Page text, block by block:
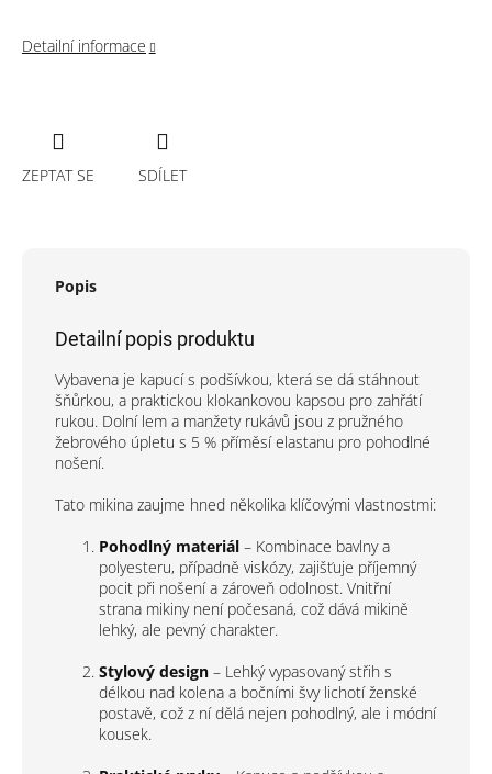
Detailní informace
ZEPTAT SE SDÍLET
Popis
Detailní popis produktu
Vybavena je kapucí s podšívkou, která se dá stáhnout
šňůrkou, a praktickou klokankovou kapsou pro zahřátí
rukou. Dolní lem a manžety rukávů jsou z pružného
žebrového úpletu s 5 % příměsí elastanu pro pohodlné
nošení.
Tato mikina zaujme hned několika klíčovými vlastnostmi:
Pohodlný materiál – Kombinace bavlny a
polyesteru, případně viskózy, zajišťuje příjemný
pocit při nošení a zároveň odolnost. Vnitřní
strana mikiny není počesaná, což dává mikině
lehký, ale pevný charakter.
Stylový design – Lehký vypasovaný střih s
délkou nad kolena a bočními švy lichotí ženské
postavě, což z ní dělá nejen pohodlný, ale i módní
kousek.